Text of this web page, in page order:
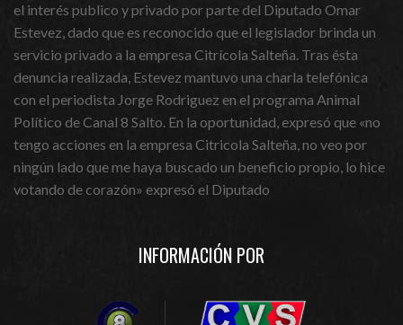
el interés publico y privado por parte del Diputado Omar
Estevez, dado que es reconocido que el legislador brinda un
servicio privado a la empresa Citrícola Salteña. Tras ésta
denuncia realizada, Estevez mantuvo una charla telefónica
con el periodista Jorge Rodriguez en el programa Animal
Político de Canal 8 Salto. En la oportunidad, expresó que «no
tengo acciones en la empresa Citricola Salteña, no veo por
ningún lado que me haya buscado un beneficio propio, lo hice
votando de corazón» expresó el Diputado
INFORMACIÓN POR